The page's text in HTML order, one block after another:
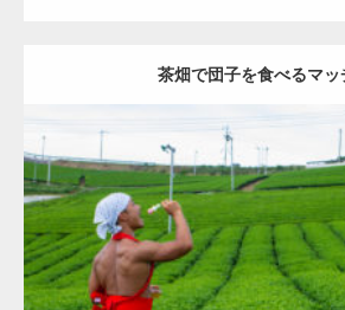
茶畑で団子を食べるマッ
Update:
Category:茶畑のマッチョ その他 AKIHITO(細
背中 八女 (福岡)